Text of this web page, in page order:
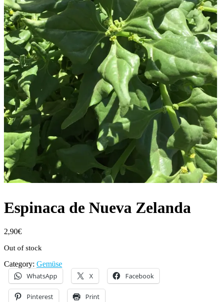
Espinaca de Nueva Zelanda
2,90€
Out of stock
Category: Gemüse
WhatsApp X Facebook
Pinterest Print